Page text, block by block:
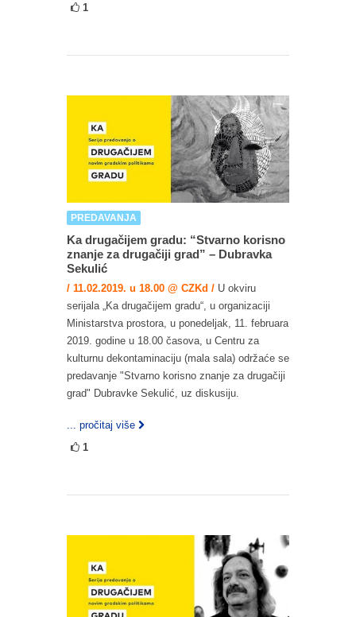
1
PREDAVANJA
Ka drugačijem gradu: “Stvarno korisno
znanje za drugačiji grad” – Dubravka
Sekulić
/ 11.02.2019. u 18.00 @ CZKd / U okviru
serijala „Ka drugačijem gradu“, u organizaciji
Ministarstva prostora, u ponedeljak, 11. februara
2019. godine u 18.00 časova, u Centru za
kulturnu dekontaminaciju (mala sala) održaće se
predavanje "Stvarno korisno znanje za drugačiji
grad" Dubravke Sekulić, uz diskusiju.
... pročitaj više
1